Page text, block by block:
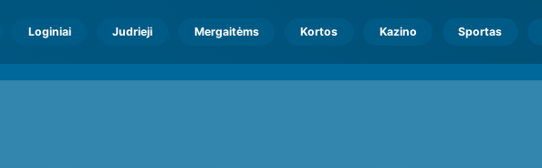
Loginiai Judrieji Mergaitėms Kortos Kazino Sportas